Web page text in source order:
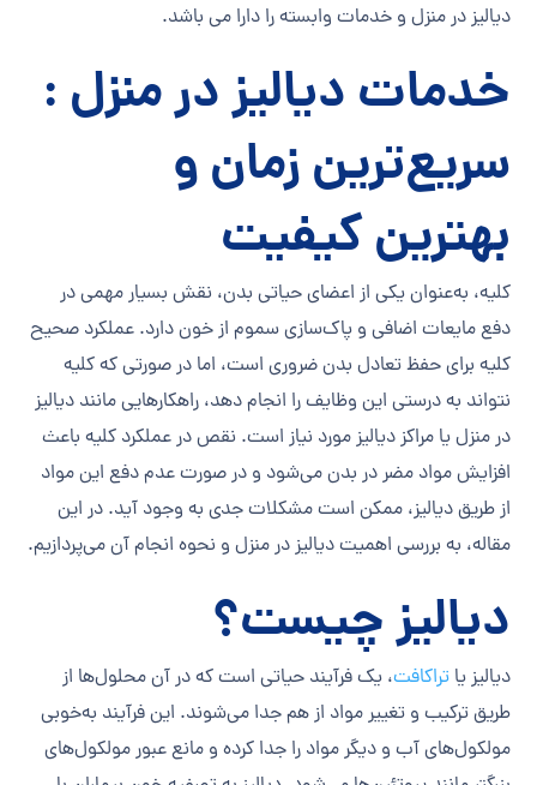
دیالیز در منزل و خدمات وابسته را دارا می باشد.
خدمات دیالیز در منزل :
سریع‌ترین زمان و
بهترین کیفیت
کلیه، به‌عنوان یکی از اعضای حیاتی بدن، نقش بسیار مهمی در
دفع مایعات اضافی و پاک‌سازی سموم از خون دارد. عملکرد صحیح
کلیه برای حفظ تعادل بدن ضروری است، اما در صورتی که کلیه
نتواند به درستی این وظایف را انجام دهد، راهکارهایی مانند دیالیز
در منزل یا مراکز دیالیز مورد نیاز است. نقص در عملکرد کلیه باعث
افزایش مواد مضر در بدن می‌شود و در صورت عدم دفع این مواد
از طریق دیالیز، ممکن است مشکلات جدی به وجود آید. در این
مقاله، به بررسی اهمیت دیالیز در منزل و نحوه انجام آن می‌پردازیم.
دیالیز چیست؟
دیالیز یاتراکافت، یک فرآیند حیاتی است که در آن محلول‌ها از
طریق ترکیب و تغییر مواد از هم جدا می‌شوند. این فرآیند به‌خوبی
مولکول‌های آب و دیگر مواد را جدا کرده و مانع عبور مولکول‌های